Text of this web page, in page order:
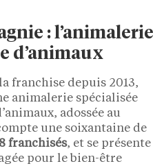
: l’animalerie
d’animaux
franchise depuis 2013,
animalerie spécialisée
adossée au
une soixantaine de
franchisés, et se présente
pour le bien-être